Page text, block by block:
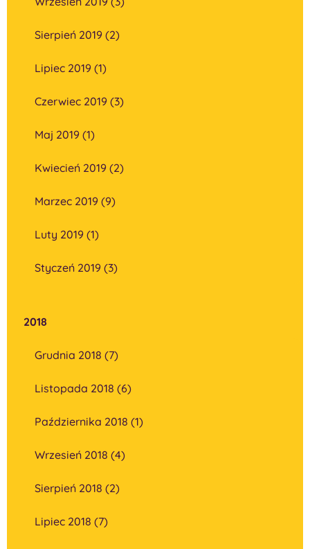
Sierpień 2019 (2)
Lipiec 2019 (1)
Czerwiec 2019 (3)
Maj 2019 (1)
Kwiecień 2019 (2)
Marzec 2019 (9)
Luty 2019 (1)
Styczeń 2019 (3)
2018
Grudnia 2018 (7)
Listopada 2018 (6)
Października 2018 (1)
Wrzesień 2018 (4)
Sierpień 2018 (2)
Lipiec 2018 (7)